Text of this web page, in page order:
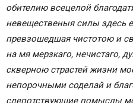
Молитва к Божьей
воскресный, прп. Нила
Молитва Божьей Матери
неприятностях
Псалом 90 из Псалтири
Молитва ко Пресвятой
обителию всецелой
невещественыя силы здесь
превзошедшая чистотою и
на мя мерзкаго, нечистаго,
скверною страстей жизни
непорочными соделай и
слепотствующие помыслы